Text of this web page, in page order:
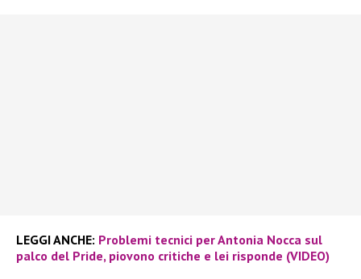
LEGGI ANCHE: Problemi tecnici per Antonia Nocca sul
palco del Pride, piovono critiche e lei risponde (VIDEO)